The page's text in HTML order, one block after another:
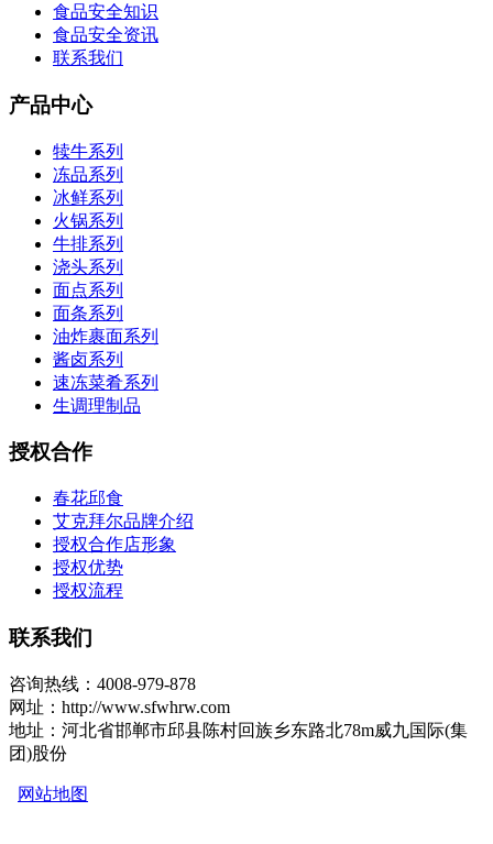
食品安全知识
食品安全资讯
联系我们
产品中心
犊牛系列
冻品系列
冰鲜系列
火锅系列
牛排系列
浇头系列
面点系列
面条系列
油炸裹面系列
酱卤系列
速冻菜肴系列
生调理制品
授权合作
春花邱食
艾克拜尔品牌介绍
授权合作店形象
授权优势
授权流程
联系我们
咨询热线：4008-979-878
网址：http://www.sfwhrw.com
地址：河北省邯郸市邱县陈村回族乡东路北78m威九国际(集
团)股份
网站地图